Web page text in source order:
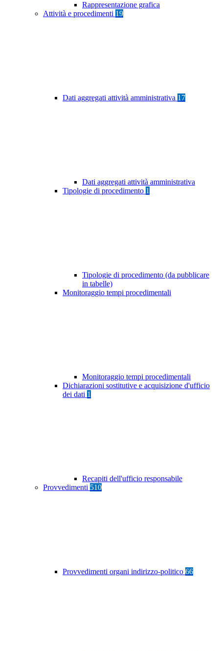
Rappresentazione grafica
Attività e procedimenti 19
Dati aggregati attività amministrativa 17
Dati aggregati attività amministrativa
Tipologie di procedimento 1
Tipologie di procedimento (da pubblicare
in tabelle)
Monitoraggio tempi procedimentali
Monitoraggio tempi procedimentali
Dichiarazioni sostitutive e acquisizione d'ufficio
dei dati 1
Recapiti dell'ufficio responsabile
Provvedimenti 510
Provvedimenti organi indirizzo-politico 66